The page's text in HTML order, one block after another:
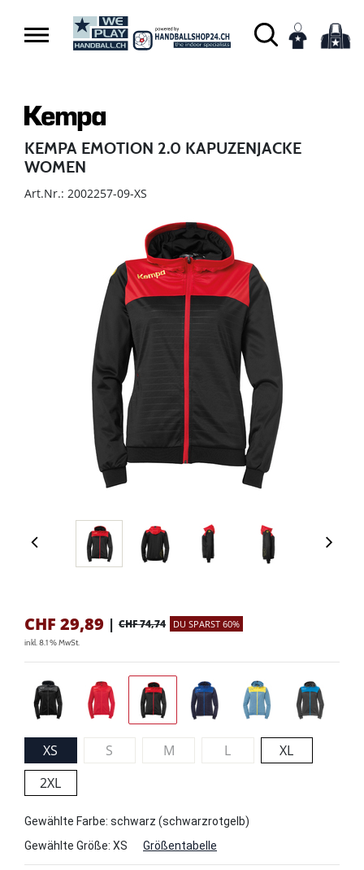
KEMPA EMOTION 2.0 KAPUZENJACKE
WOMEN
Art.Nr.: 2002257-09-XS
CHF 29,89 | CHF 74,74 DU SPARST 60%
inkl. 8.1 % MwSt.
XS S M L
XL
2XL
Gewählte Farbe: schwarz (schwarzrotgelb)
Gewählte Größe: XS Größentabelle